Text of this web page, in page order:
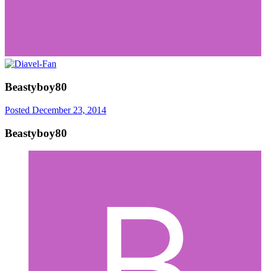
Beastyboy80
Posted December 23, 2014
Beastyboy80